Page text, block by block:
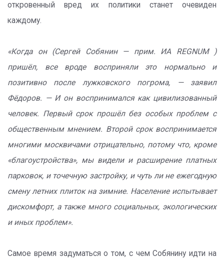
откровенный вред их политики станет очевиден
каждому.
«Когда он (Сергей Собянин — прим. ИА REGNUM )
пришёл, все вроде восприняли это нормально и
позитивно после лужковского погрома, — заявил
Фёдоров. — И он воспринимался как цивилизованный
человек. Первый срок прошёл без особых проблем с
общественным мнением. Второй срок воспринимается
многими москвичами отрицательно, потому что, кроме
«благоустройства», мы видели и расширение платных
парковок, и точечную застройку, и чуть ли не ежегодную
смену летних плиток на зимние. Население испытывает
дискомфорт, а также много социальных, экологических
и иных проблем».
Самое время задуматься о том, с чем Собянину идти на